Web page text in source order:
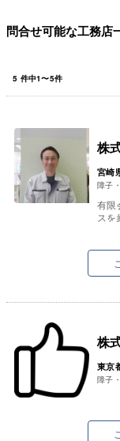
問合せ可能な工務店
5 件中1〜5件
株
宮崎
障子
有限
スを
の希
株
東京
障子